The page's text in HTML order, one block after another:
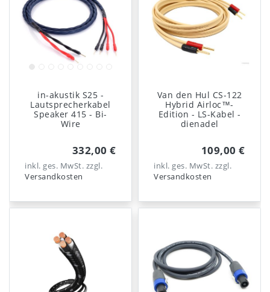
in-akustik S25 -
Lautsprecherkabel
Speaker 415 - Bi-
Wire
332,00 €
inkl. ges. MwSt. zzgl.
Versandkosten
Van den Hul CS-122
Hybrid Airloc™-
Edition - LS-Kabel -
dienadel
109,00 €
inkl. ges. MwSt. zzgl.
Versandkosten